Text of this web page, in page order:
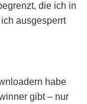
die ich in
ausgesperrt
habe
gibt – nur